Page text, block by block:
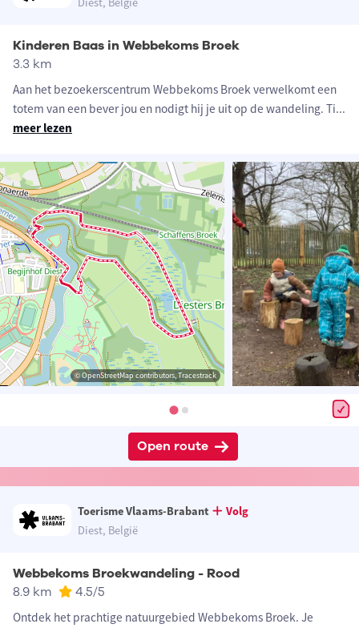
Kinderen Baas in Webbekoms Broek
3.3 km
Aan het bezoekerscentrum Webbekoms Broek verwelkomt een
totem van een bever jou en nodigt hij je uit op de wandeling. Ti...
meer lezen
© OpenStreetMap contributors, Tracestrack
Open route
Toerisme Vlaams-Brabant
Volg
Diest, België
Webbekoms Broekwandeling - Rood
8.9 km 4.5/5
Ontdek het prachtige natuurgebied Webbekoms Broek. Je